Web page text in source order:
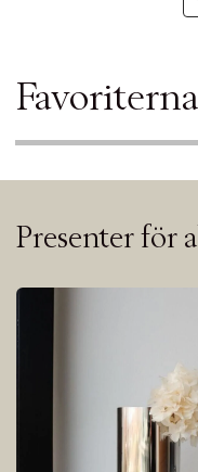
Presenter för